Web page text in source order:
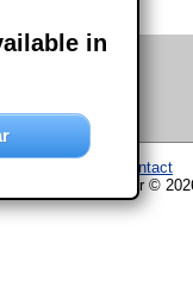
Contact
2024 – droit d'auteur ©
in